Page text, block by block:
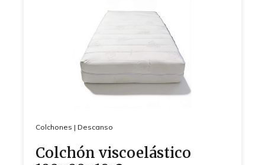
Colchones | Descanso
Colchón viscoelástico